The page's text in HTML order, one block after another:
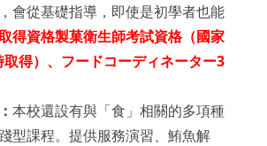
會從基礎指導，即使是初學者也能
得資格製菓衛生師考試資格（國家
得）、フードコーディネーター3
本校還設有與「食」相關的多項種
型課程。提供服務演習、鮪魚解